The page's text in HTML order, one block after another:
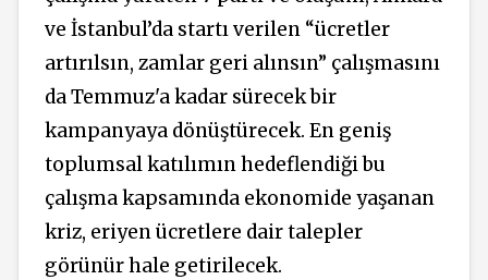
ve İstanbul’da startı verilen “ücretler
artırılsın, zamlar geri alınsın” çalışmasını
da Temmuz'a kadar sürecek bir
kampanyaya dönüştürecek. En geniş
toplumsal katılımın hedeflendiği bu
çalışma kapsamında ekonomide yaşanan
kriz, eriyen ücretlere dair talepler
görünür hale getirilecek.